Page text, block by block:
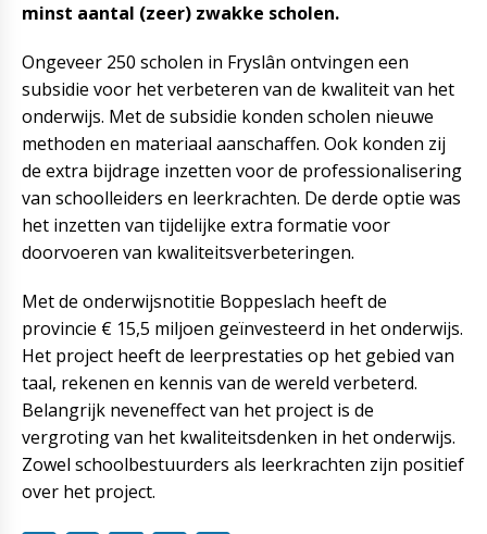
minst aantal (zeer) zwakke scholen.
Ongeveer 250 scholen in Fryslân ontvingen een
subsidie voor het verbeteren van de kwaliteit van het
onderwijs. Met de subsidie konden scholen nieuwe
methoden en materiaal aanschaffen. Ook konden zij
de extra bijdrage inzetten voor de professionalisering
van schoolleiders en leerkrachten. De derde optie was
het inzetten van tijdelijke extra formatie voor
doorvoeren van kwaliteitsverbeteringen.
Met de onderwijsnotitie Boppeslach heeft de
provincie € 15,5 miljoen geïnvesteerd in het onderwijs.
Het project heeft de leerprestaties op het gebied van
taal, rekenen en kennis van de wereld verbeterd.
Belangrijk neveneffect van het project is de
vergroting van het kwaliteitsdenken in het onderwijs.
Zowel schoolbestuurders als leerkrachten zijn positief
over het project.